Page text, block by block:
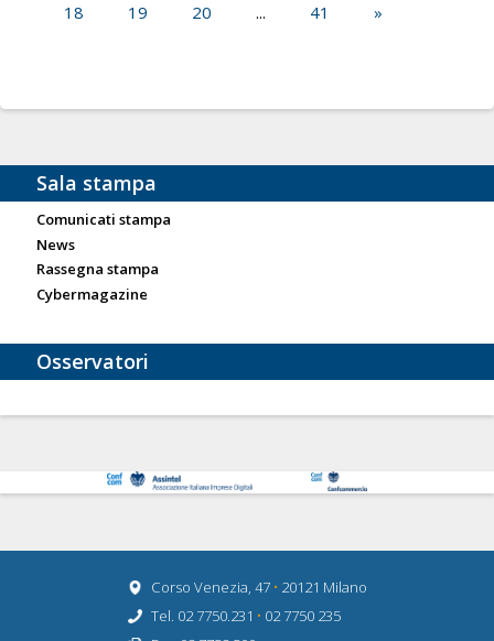
18
19 20 ... 41 »
Sala stampa
Comunicati stampa
News
Rassegna stampa
Cybermagazine
Osservatori
Corso Venezia, 47 • 20121 Milano
Tel. 02 7750.231 • 02 7750 235